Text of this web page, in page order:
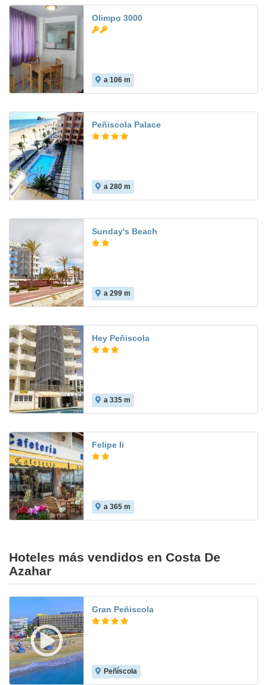
Olimpo 3000
a 106 m
Peñiscola Palace
a 280 m
Sunday's Beach
a 299 m
Hey Peñiscola
a 335 m
Felipe Ii
a 365 m
Hoteles más vendidos en Costa De
Azahar
Gran Peñiscola
Peñíscola